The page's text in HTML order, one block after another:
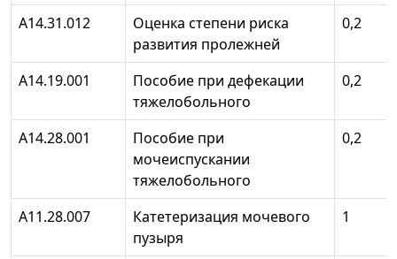
А14.31.012
Оценка степени риска
развития пролежней
0,2
А14.19.001
Пособие при дефекации
тяжелобольного
0,2
А14.28.001
Пособие при
мочеиспускании
тяжелобольного
0,2
А11.28.007
Катетеризация мочевого
пузыря
1